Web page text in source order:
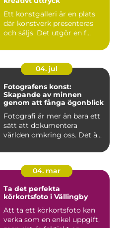
Ett konstgalleri är en plats
där konstverk presenteras
och säljs. Det utgör en f...
04. jul
Fotografens konst:
Skapande av minnen
genom att fånga ögonblick
Fotografi är mer än bara ett
sätt att dokumentera
världen omkring oss. Det ä...
04. mar
Ta det perfekta
körkortsfoto i Vällingby
Att ta ett körkortsfoto kan
verka som en enkel uppgift,